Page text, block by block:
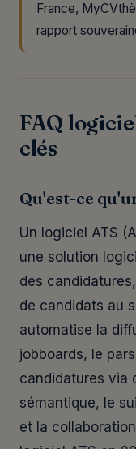
France,
rapport
FAQ
clés
Qu'est-ce
Un logiciel ATS
une solution
des
de candidats au
automatise la
jobboards, le
candidatures via
sémantique, le
et la